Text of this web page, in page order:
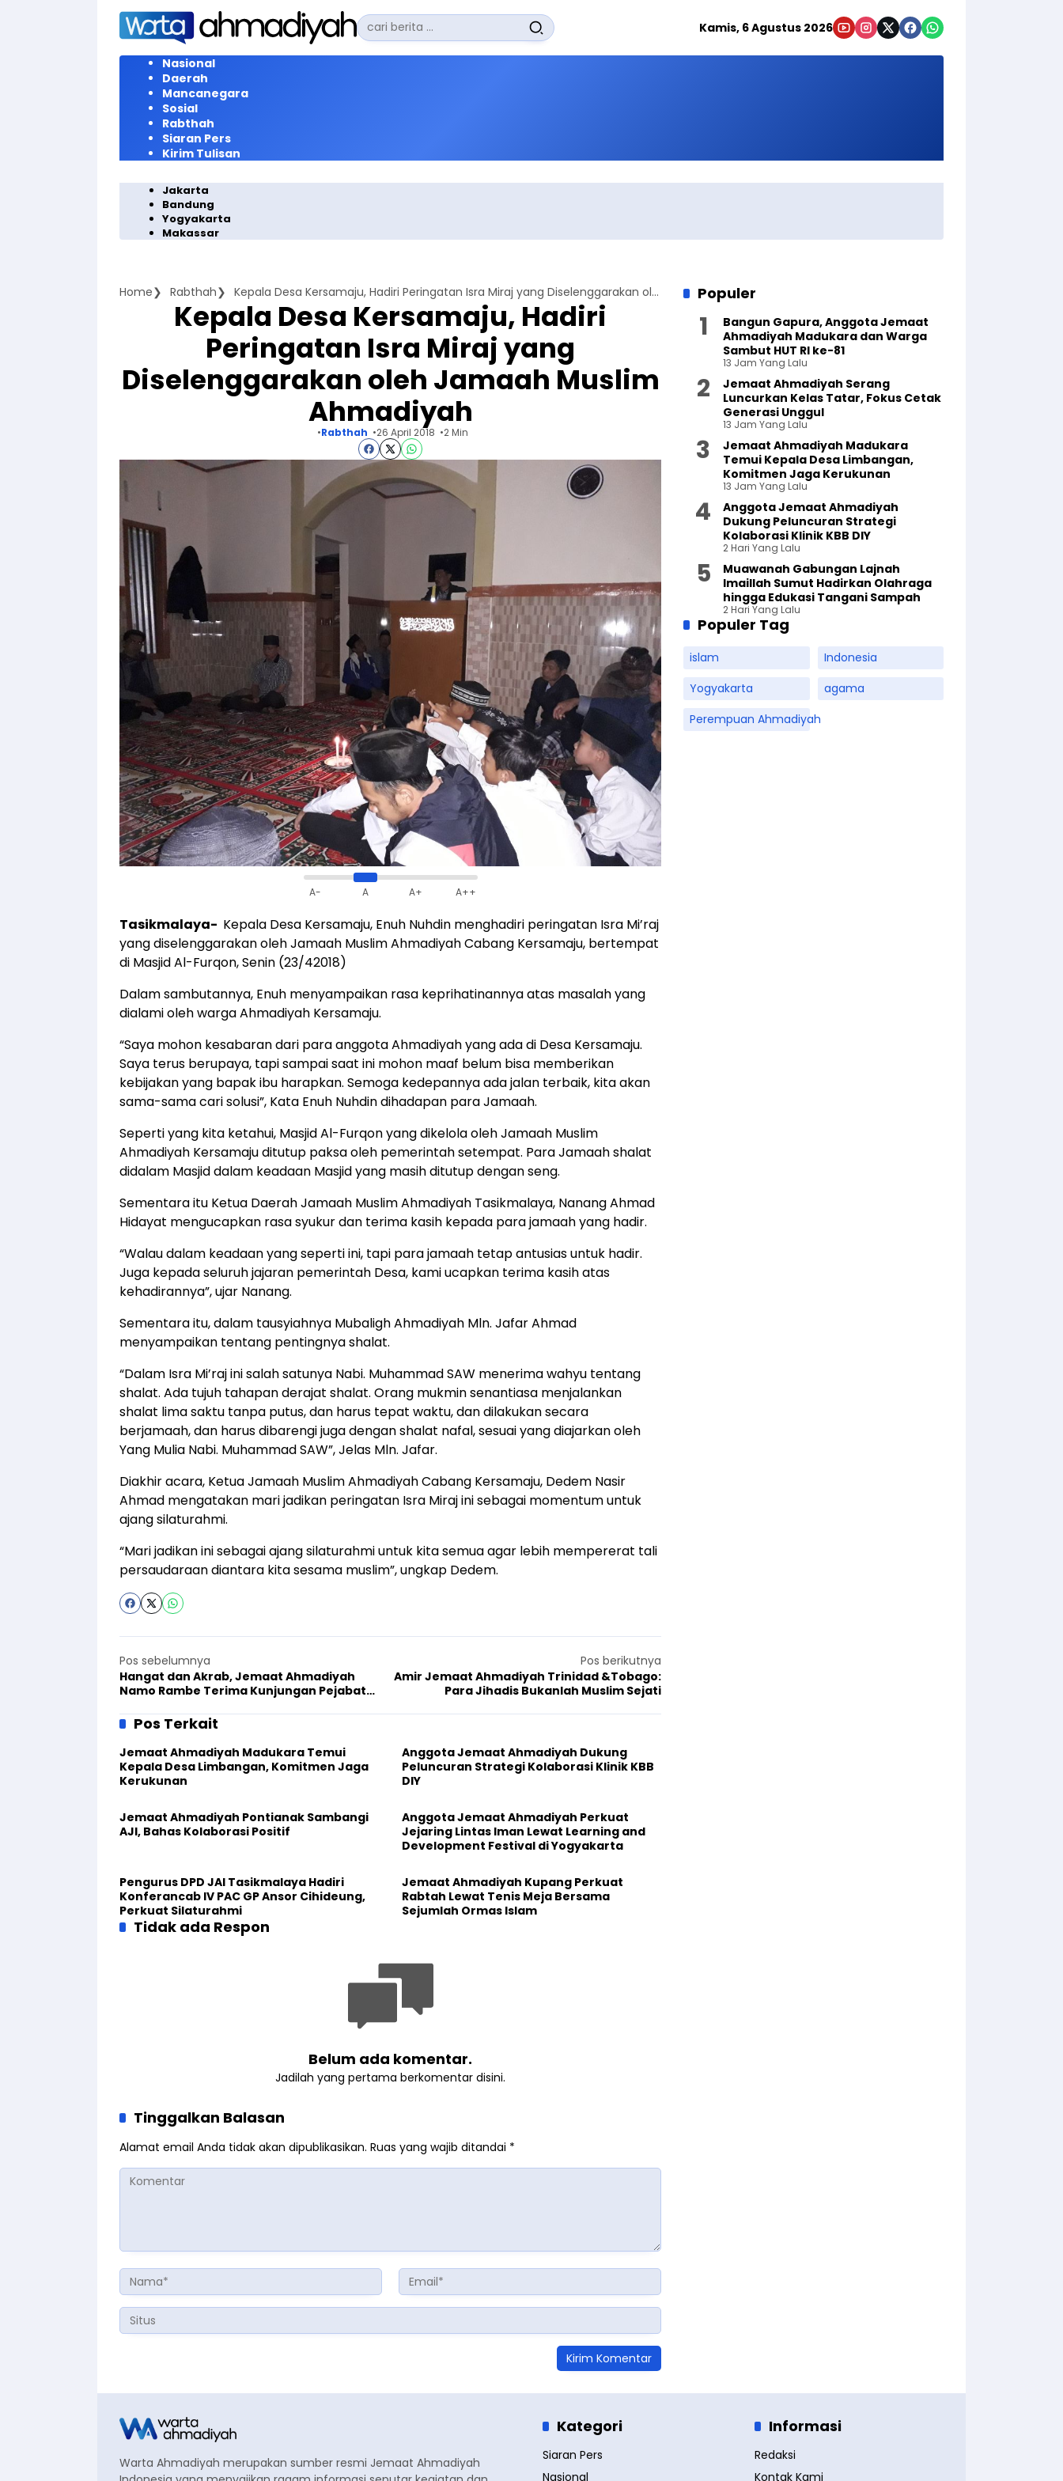
Langsung
konten
Pencarian
untuk:
Kamis, 6 Agustus 2026
Nasional
Daerah
Mancanegara
Sosial
Rabthah
Siaran Pers
Kirim Tulisan
Jakarta
Bandung
Yogyakarta
Makassar
Home Rabthah Kepala Desa Kersamaju, Hadiri Peringatan Isra Miraj yang Diselenggarakan oleh Jamaah Muslim Ahmadiyah
Kepala Desa Kersamaju, Hadiri
Peringatan Isra Miraj yang
Diselenggarakan oleh Jamaah Muslim
Ahmadiyah
Rabthah 26 April 2018 2 Min
A- A A+ A++
Tasikmalaya- Kepala Desa Kersamaju, Enuh Nuhdin menghadiri peringatan Isra Mi’raj
yang diselenggarakan oleh Jamaah Muslim Ahmadiyah Cabang Kersamaju, bertempat
di Masjid Al-Furqon, Senin (23/42018)
Dalam sambutannya, Enuh menyampaikan rasa keprihatinannya atas masalah yang
dialami oleh warga Ahmadiyah Kersamaju.
“Saya mohon kesabaran dari para anggota Ahmadiyah yang ada di Desa Kersamaju.
Saya terus berupaya, tapi sampai saat ini mohon maaf belum bisa memberikan
kebijakan yang bapak ibu harapkan. Semoga kedepannya ada jalan terbaik, kita akan
sama-sama cari solusi”, Kata Enuh Nuhdin dihadapan para Jamaah.
Seperti yang kita ketahui, Masjid Al-Furqon yang dikelola oleh Jamaah Muslim
Ahmadiyah Kersamaju ditutup paksa oleh pemerintah setempat. Para Jamaah shalat
didalam Masjid dalam keadaan Masjid yang masih ditutup dengan seng.
Sementara itu Ketua Daerah Jamaah Muslim Ahmadiyah Tasikmalaya, Nanang Ahmad
Hidayat mengucapkan rasa syukur dan terima kasih kepada para jamaah yang hadir.
“Walau dalam keadaan yang seperti ini, tapi para jamaah tetap antusias untuk hadir.
Juga kepada seluruh jajaran pemerintah Desa, kami ucapkan terima kasih atas
kehadirannya”, ujar Nanang.
Sementara itu, dalam tausyiahnya Mubaligh Ahmadiyah Mln. Jafar Ahmad
menyampaikan tentang pentingnya shalat.
“Dalam Isra Mi’raj ini salah satunya Nabi. Muhammad SAW menerima wahyu tentang
shalat. Ada tujuh tahapan derajat shalat. Orang mukmin senantiasa menjalankan
shalat lima saktu tanpa putus, dan harus tepat waktu, dan dilakukan secara
berjamaah, dan harus dibarengi juga dengan shalat nafal, sesuai yang diajarkan oleh
Yang Mulia Nabi. Muhammad SAW”, Jelas Mln. Jafar.
Diakhir acara, Ketua Jamaah Muslim Ahmadiyah Cabang Kersamaju, Dedem Nasir
Ahmad mengatakan mari jadikan peringatan Isra Miraj ini sebagai momentum untuk
ajang silaturahmi.
“Mari jadikan ini sebagai ajang silaturahmi untuk kita semua agar lebih mempererat tali
persaudaraan diantara kita sesama muslim”, ungkap Dedem.
Pos sebelumnya
Hangat dan Akrab, Jemaat Ahmadiyah
Namo Rambe Terima Kunjungan Pejabat
Pos berikutnya
Amir Jemaat Ahmadiyah Trinidad &Tobago:
Para Jihadis Bukanlah Muslim Sejati
Pos Terkait
Jemaat Ahmadiyah Madukara Temui
Kepala Desa Limbangan, Komitmen Jaga
Kerukunan
Anggota Jemaat Ahmadiyah Dukung
Peluncuran Strategi Kolaborasi Klinik KBB
DIY
Jemaat Ahmadiyah Pontianak Sambangi
AJI, Bahas Kolaborasi Positif
Anggota Jemaat Ahmadiyah Perkuat
Jejaring Lintas Iman Lewat Learning and
Development Festival di Yogyakarta
Pengurus DPD JAI Tasikmalaya Hadiri
Konferancab IV PAC GP Ansor Cihideung,
Perkuat Silaturahmi
Jemaat Ahmadiyah Kupang Perkuat
Rabtah Lewat Tenis Meja Bersama
Sejumlah Ormas Islam
Tidak ada Respon
Belum ada komentar.
Jadilah yang pertama berkomentar disini.
Tinggalkan Balasan
Alamat email Anda tidak akan dipublikasikan. Ruas yang wajib ditandai *
Populer
Bangun Gapura, Anggota Jemaat
Ahmadiyah Madukara dan Warga
Sambut HUT RI ke-81
13 Jam Yang Lalu
Jemaat Ahmadiyah Serang
Luncurkan Kelas Tatar, Fokus Cetak
Generasi Unggul
13 Jam Yang Lalu
Jemaat Ahmadiyah Madukara
Temui Kepala Desa Limbangan,
Komitmen Jaga Kerukunan
13 Jam Yang Lalu
Anggota Jemaat Ahmadiyah
Dukung Peluncuran Strategi
Kolaborasi Klinik KBB DIY
2 Hari Yang Lalu
Muawanah Gabungan Lajnah
Imaillah Sumut Hadirkan Olahraga
hingga Edukasi Tangani Sampah
2 Hari Yang Lalu
Populer Tag
islam
Indonesia
Yogyakarta
agama
Perempuan Ahmadiyah
Warta Ahmadiyah merupakan sumber resmi Jemaat Ahmadiyah
Kategori
Siaran Pers
Nasional
Informasi
Redaksi
Kontak Kami